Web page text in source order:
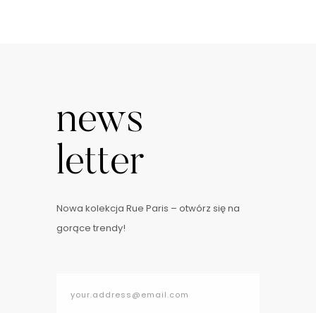
news
letter
Nowa kolekcja Rue Paris – otwórz się na
gorące trendy!